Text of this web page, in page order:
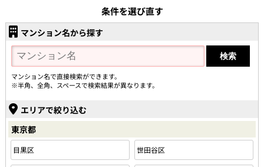
条件を選び直す
マンション名から探す
マンション名で直接検索ができます。
※半角、全角、スペースで検索結果が異なります。
エリアで絞り込む
東京都
目黒区 世田谷区